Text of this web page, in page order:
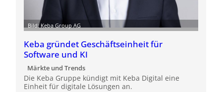
Bild: Keba Group AG
Keba gründet Geschäftseinheit für
Software und KI
Märkte und Trends
Die Keba Gruppe kündigt mit Keba Digital eine
Einheit für digitale Lösungen an.